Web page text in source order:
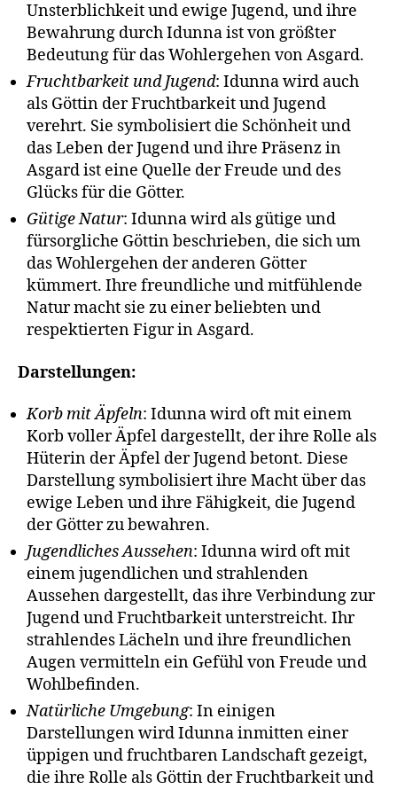
Unsterblichkeit und ewige Jugend, und ihre
Bewahrung durch Idunna ist von größter
Bedeutung für das Wohlergehen von Asgard.
Fruchtbarkeit und Jugend: Idunna wird auch
als Göttin der Fruchtbarkeit und Jugend
verehrt. Sie symbolisiert die Schönheit und
das Leben der Jugend und ihre Präsenz in
Asgard ist eine Quelle der Freude und des
Glücks für die Götter.
Gütige Natur: Idunna wird als gütige und
fürsorgliche Göttin beschrieben, die sich um
das Wohlergehen der anderen Götter
kümmert. Ihre freundliche und mitfühlende
Natur macht sie zu einer beliebten und
respektierten Figur in Asgard.
Darstellungen:
Korb mit Äpfeln: Idunna wird oft mit einem
Korb voller Äpfel dargestellt, der ihre Rolle als
Hüterin der Äpfel der Jugend betont. Diese
Darstellung symbolisiert ihre Macht über das
ewige Leben und ihre Fähigkeit, die Jugend
der Götter zu bewahren.
Jugendliches Aussehen: Idunna wird oft mit
einem jugendlichen und strahlenden
Aussehen dargestellt, das ihre Verbindung zur
Jugend und Fruchtbarkeit unterstreicht. Ihr
strahlendes Lächeln und ihre freundlichen
Augen vermitteln ein Gefühl von Freude und
Wohlbefinden.
Natürliche Umgebung: In einigen
Darstellungen wird Idunna inmitten einer
üppigen und fruchtbaren Landschaft gezeigt,
die ihre Rolle als Göttin der Fruchtbarkeit und